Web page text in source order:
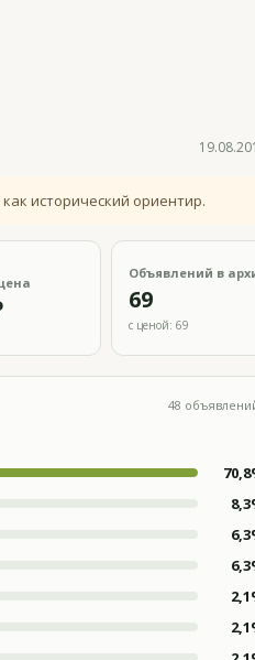
исторический ориентир.
Объявлений в
69
с ценой: 69
48